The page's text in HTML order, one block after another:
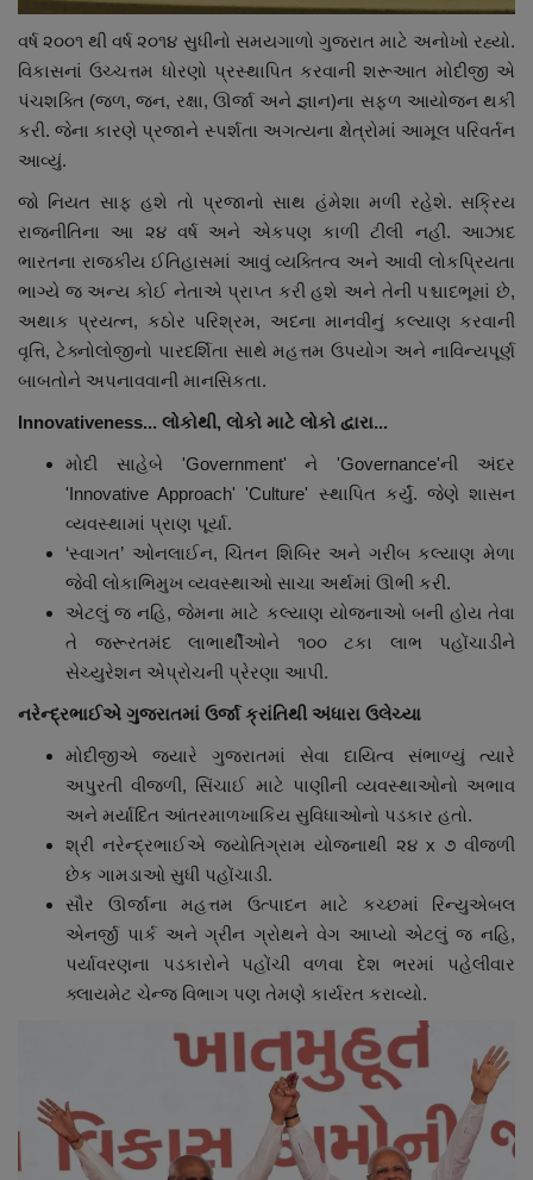
વર્ષ ૨૦૦૧ થી વર્ષ ૨૦૧૪ સુધીનો સમયગાળો ગુજરાત માટે અનોખો રહ્યો.
વિકાસનાં ઉચ્ચત્તમ ધોરણો પ્રસ્થાપિત કરવાની શરૂઆત મોદીજી એ
પંચશક્તિ (જળ, જન, રક્ષા, ઊર્જા અને જ્ઞાન)ના સફળ આયોજન થકી
કરી. જેના કારણે પ્રજાને સ્પર્શતા અગત્યના ક્ષેત્રોમાં આમૂલ પરિવર્તન
આવ્યું.
જો નિયત સાફ હશે તો પ્રજાનો સાથ હંમેશા મળી રહેશે. સક્રિય
રાજનીતિના આ ૨૪ વર્ષ અને એકપણ કાળી ટીલી નહીં. આઝાદ
ભારતના રાજકીય ઈતિહાસમાં આવું વ્યક્તિત્વ અને આવી લોકપ્રિયતા
ભાગ્યે જ અન્ય કોઈ નેતાએ પ્રાપ્ત કરી હશે અને તેની પશ્ચાદભૂમાં છે,
અથાક પ્રયત્ન, કઠોર પરિશ્રમ, અદના માનવીનું કલ્યાણ કરવાની
વૃત્તિ, ટેક્નોલોજીનો પારદર્શિતા સાથે મહત્તમ ઉપયોગ અને નાવિન્યપૂર્ણ
બાબતોને અપનાવવાની માનસિકતા.
Innovativeness... લોકોથી, લોકો માટે લોકો દ્વારા...
મોદી સાહેબે 'Government' ને 'Governance'ની અંદર
'Innovative Approach' 'Culture' સ્થાપિત કર્યું. જેણે શાસન
વ્યવસ્થામાં પ્રાણ પૂર્યા.
‘સ્વાગત’ ઓનલાઈન, ચિંતન શિબિર અને ગરીબ કલ્યાણ મેળા
જેવી લોકાભિમુખ વ્યવસ્થાઓ સાચા અર્થમાં ઊભી કરી.
એટલું જ નહિ, જેમના માટે કલ્યાણ યોજનાઓ બની હોય તેવા
તે જરૂરતમંદ લાભાર્થીઓને ૧૦૦ ટકા લાભ પહોંચાડીને
સેચ્યુરેશન એપ્રોચની પ્રેરણા આપી.
નરેન્દ્રભાઈએ ગુજરાતમાં ઉર્જા ક્રાંતિથી અંધારા ઉલેચ્યા
મોદીજીએ જ્યારે ગુજરાતમાં સેવા દાયિત્વ સંભાળ્યું ત્યારે
અપુરતી વીજળી, સિંચાઈ માટે પાણીની વ્યવસ્થાઓનો અભાવ
અને મર્યાદિત આંતરમાળખાકિય સુવિધાઓનો પડકાર હતો.
શ્રી નરેન્દ્રભાઈએ જ્યોતિગ્રામ યોજનાથી ૨૪ x ૭ વીજળી
છેક ગામડાઓ સુધી પહોંચાડી.
સૌર ઊર્જાના મહત્તમ ઉત્પાદન માટે કચ્છમાં રિન્યુએબલ
એનર્જી પાર્ક અને ગ્રીન ગ્રોથને વેગ આપ્યો એટલું જ નહિ,
પર્યાવરણના પડકારોને પહોંચી વળવા દેશ ભરમાં પહેલીવાર
ક્લાયમેટ ચેન્જ વિભાગ પણ તેમણે કાર્યરત કરાવ્યો.